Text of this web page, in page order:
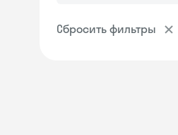
Сбросить фильтры